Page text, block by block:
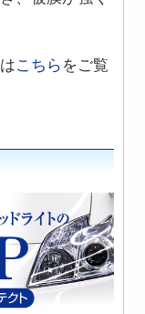
こちら をご覧